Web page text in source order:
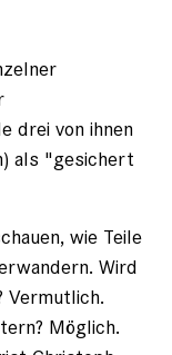
drei von ihnen
als "gesichert
wie Teile
Wird
Vermutlich.
Möglich.